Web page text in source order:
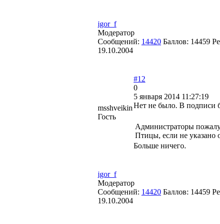
igor_f
Модератор
Сообщений: 14420 Баллов: 14459
19.10.2004
msshveikin
Гость
#12
0
5 января 2014 11:27:19
Нет не было. В подписи
Администраторы
Птицы, если не указано
Больше ничего.
igor_f
Модератор
Сообщений: 14420 Баллов: 14459
19.10.2004